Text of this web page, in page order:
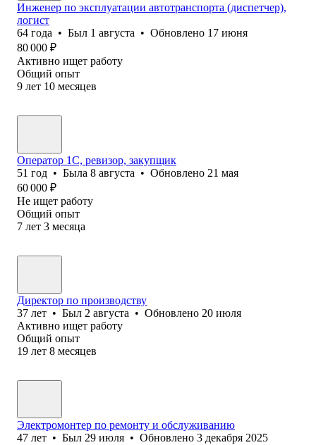
Инженер по эксплуатации автотранспорта (диспетчер),
логист
64 года • Был 1 августа • Обновлено 17 июня
80 000 ₽
Активно ищет работу
Общий опыт
9 лет 10 месяцев
Оператор 1C, ревизор, закупщик
51 год • Была 8 августа • Обновлено 21 мая
60 000 ₽
Не ищет работу
Общий опыт
7 лет 3 месяца
Директор по производству
37 лет • Был 2 августа • Обновлено 20 июля
Активно ищет работу
Общий опыт
19 лет 8 месяцев
Электромонтер по ремонту и обслуживанию
47 лет • Был 29 июля • Обновлено 3 декабря 2025